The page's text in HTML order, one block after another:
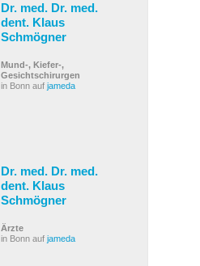
Dr. med. Dr. med.
dent. Klaus
Schmögner
Mund-, Kiefer-,
Gesichtschirurgen
in Bonn auf jameda
Dr. med. Dr. med.
dent. Klaus
Schmögner
Ärzte
in Bonn auf jameda